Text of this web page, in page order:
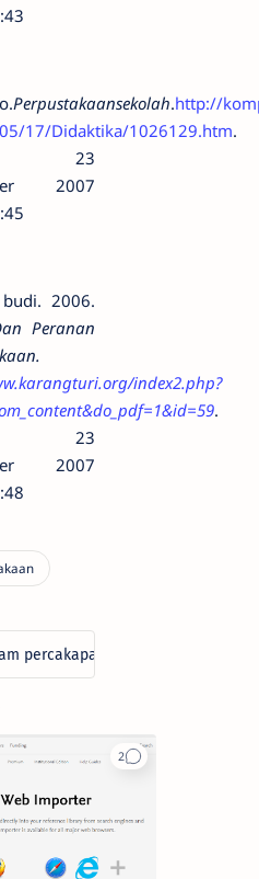
Perpustakaansekolah.http://
17/Didaktika/1026129.htm.
23
2007
2006.
Peranan
index2.php?
.
23
2007